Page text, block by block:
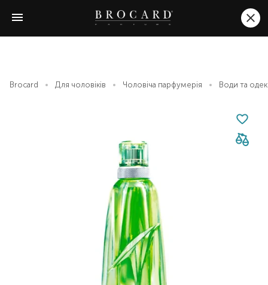
Brocard Для чоловіків Чоловіча парфумерія Води та